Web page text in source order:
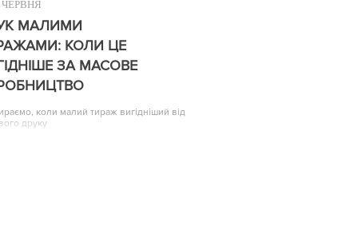
ЧЕРВНЯ
МАЛИМИ
КОЛИ ЦЕ
ЗА МАСОВЕ
коли малий тираж вигідніший від
друку